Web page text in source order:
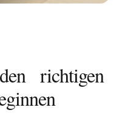
richtigen